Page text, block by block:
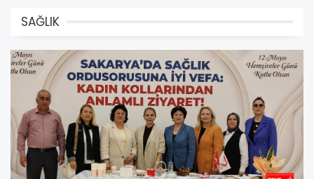
SAĞLIK